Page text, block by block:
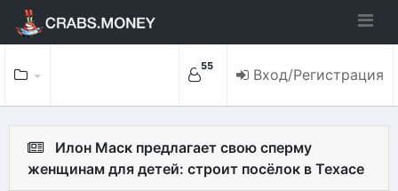
55 Вход/Регистрация
Илон Маск предлагает свою сперму
женщинам для детей: строит посёлок в Техасе